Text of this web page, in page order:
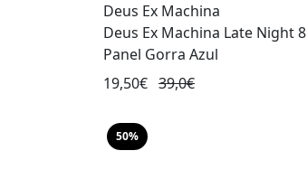
Deus Ex Machina
Deus Ex Machina Late Night 8
Panel Gorra Azul
19,50€ 39,0€
50%